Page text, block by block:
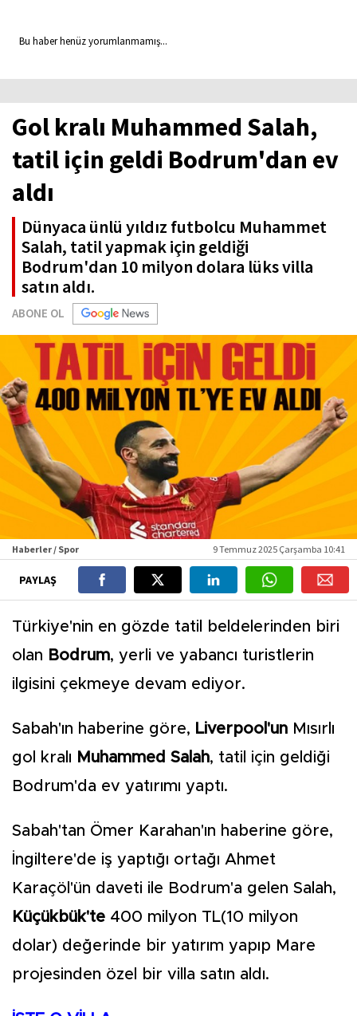
Bu haber henüz yorumlanmamış...
Gol kralı Muhammed Salah,
tatil için geldi Bodrum'dan ev
aldı
Dünyaca ünlü yıldız futbolcu Muhammet
Salah, tatil yapmak için geldiği
Bodrum'dan 10 milyon dolara lüks villa
satın aldı.
ABONE OL
Haberler / Spor 9 Temmuz 2025 Çarşamba 10:41
PAYLAŞ
Türkiye'nin en gözde tatil beldelerinden biri
olan Bodrum, yerli ve yabancı turistlerin
ilgisini çekmeye devam ediyor.
Sabah'ın haberine göre, Liverpool'un Mısırlı
gol kralı Muhammed Salah, tatil için geldiği
Bodrum'da ev yatırımı yaptı.
Sabah'tan Ömer Karahan'ın haberine göre,
İngiltere'de iş yaptığı ortağı Ahmet
Karaçöl'ün daveti ile Bodrum'a gelen Salah,
Küçükbük'te 400 milyon TL(10 milyon
dolar) değerinde bir yatırım yapıp Mare
projesinden özel bir villa satın aldı.